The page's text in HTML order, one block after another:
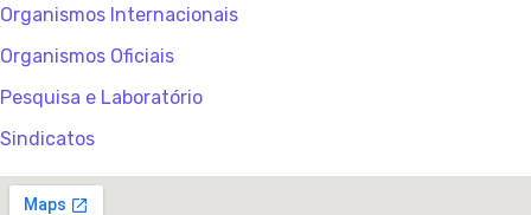
Organismos Internacionais
Organismos Oficiais
Pesquisa e Laboratório
Sindicatos